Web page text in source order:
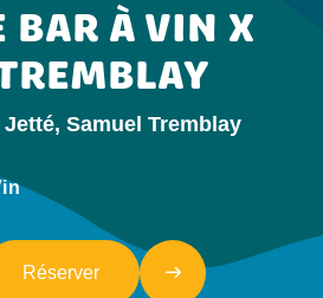
BAR À VIN X
Samuel Tremblay
Réserver